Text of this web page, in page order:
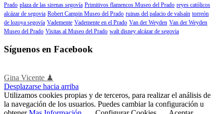
Prado plaza de las sirenas segovía Primitivos flamencos Museo del Prado reyes católicos
alcázar de segovia Robert Campin Museo del Prado ruinas del palacio de valsaín torreón
de lozoya segovía Vademente Vademente en el Prado Van der Weyden Van der Weyden
Museo del Prado Visitas al Museo del Prado walt disney alcázar de segovia
Síguenos en Facebook
Gina Vicente ♟
Desplazarse hacia arriba
Utilizamos cookies propias y de terceros, para realizar el análisis de
la navegación de los usuarios. Puedes cambiar la configuración u